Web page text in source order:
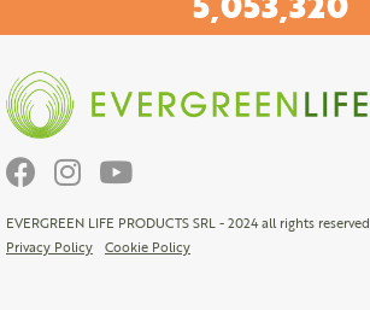
EVERGREEN LIFE PRODUCTS SRL - 2024 all rights reserved
Privacy Policy
Cookie Policy